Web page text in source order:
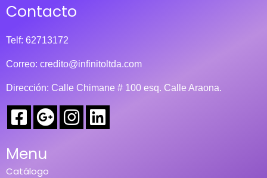
Contacto
Telf: 62713172
Correo: credito@infinitoltda.com
Dirección: Calle Chimane # 100 esq. Calle Araona.
Menu
Catálogo